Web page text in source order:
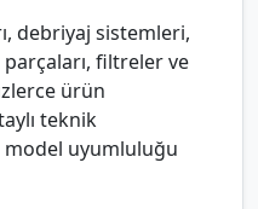
debriyaj sistemleri,
filtreler ve
ürün
teknik
model uyumluluğu